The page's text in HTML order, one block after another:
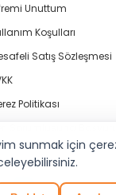
Unuttum
Koşulları
Satış Sözleşmesi
Politikası
sunmak için